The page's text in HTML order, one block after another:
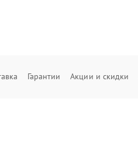
Гарантии Акции и скидки